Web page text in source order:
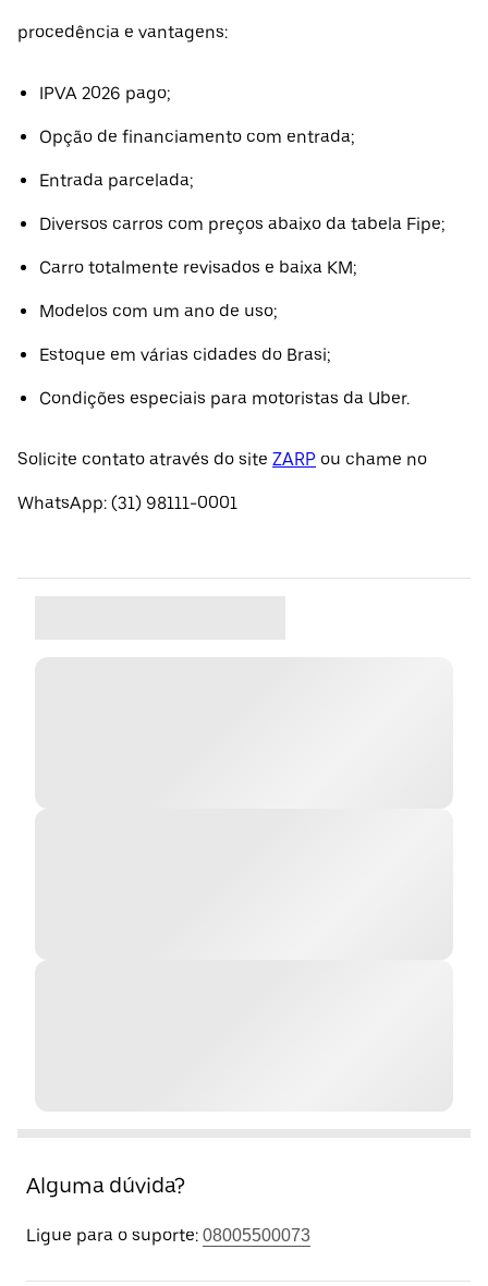
procedência e vantagens:
IPVA 2026 pago;
Opção de financiamento com entrada;
Entrada parcelada;
Diversos carros com preços abaixo da tabela Fipe;
Carro totalmente revisados e baixa KM;
Modelos com um ano de uso;
Estoque em várias cidades do Brasi;
Condições especiais para motoristas da Uber.
Solicite contato através do site ZARP ou chame no
WhatsApp: (31) 98111-0001
Alguma dúvida?
Ligue para o suporte: 08005500073